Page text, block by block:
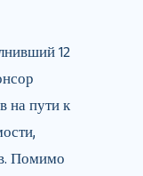
12
на пути к
Помимо